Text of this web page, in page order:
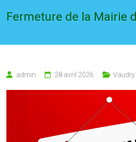
Fermeture de la Mairie
admin 28 avril 2026 Vaudry